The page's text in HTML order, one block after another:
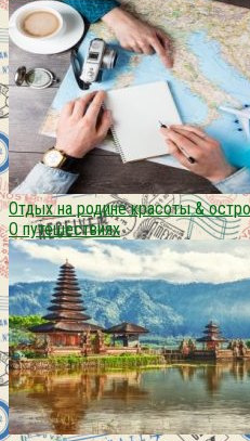
Отдых на родине красоты &
О путешествиях